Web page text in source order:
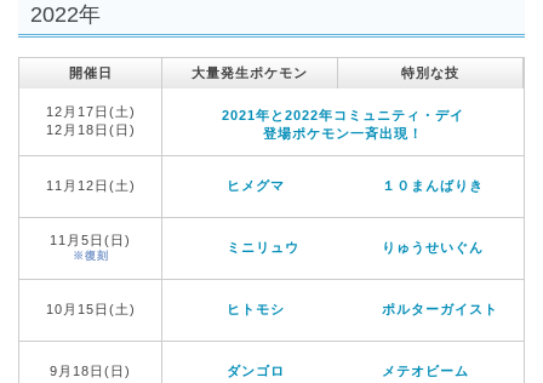
2022年
開催日 大量発生ポケモン 特別な技
12月17日(土)
12月18日(日)
2021年と2022年コミュニティ・デイ
登場ポケモン一斉出現！
11月12日(土) ヒメグマ １０まんばりき
11月5日(日)
※復刻
ミニリュウ りゅうせいぐん
10月15日(土) ヒトモシ ポルターガイスト
9月18日(日) ダンゴロ メテオビーム